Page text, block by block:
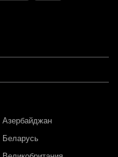
Азербайджан
Беларусь